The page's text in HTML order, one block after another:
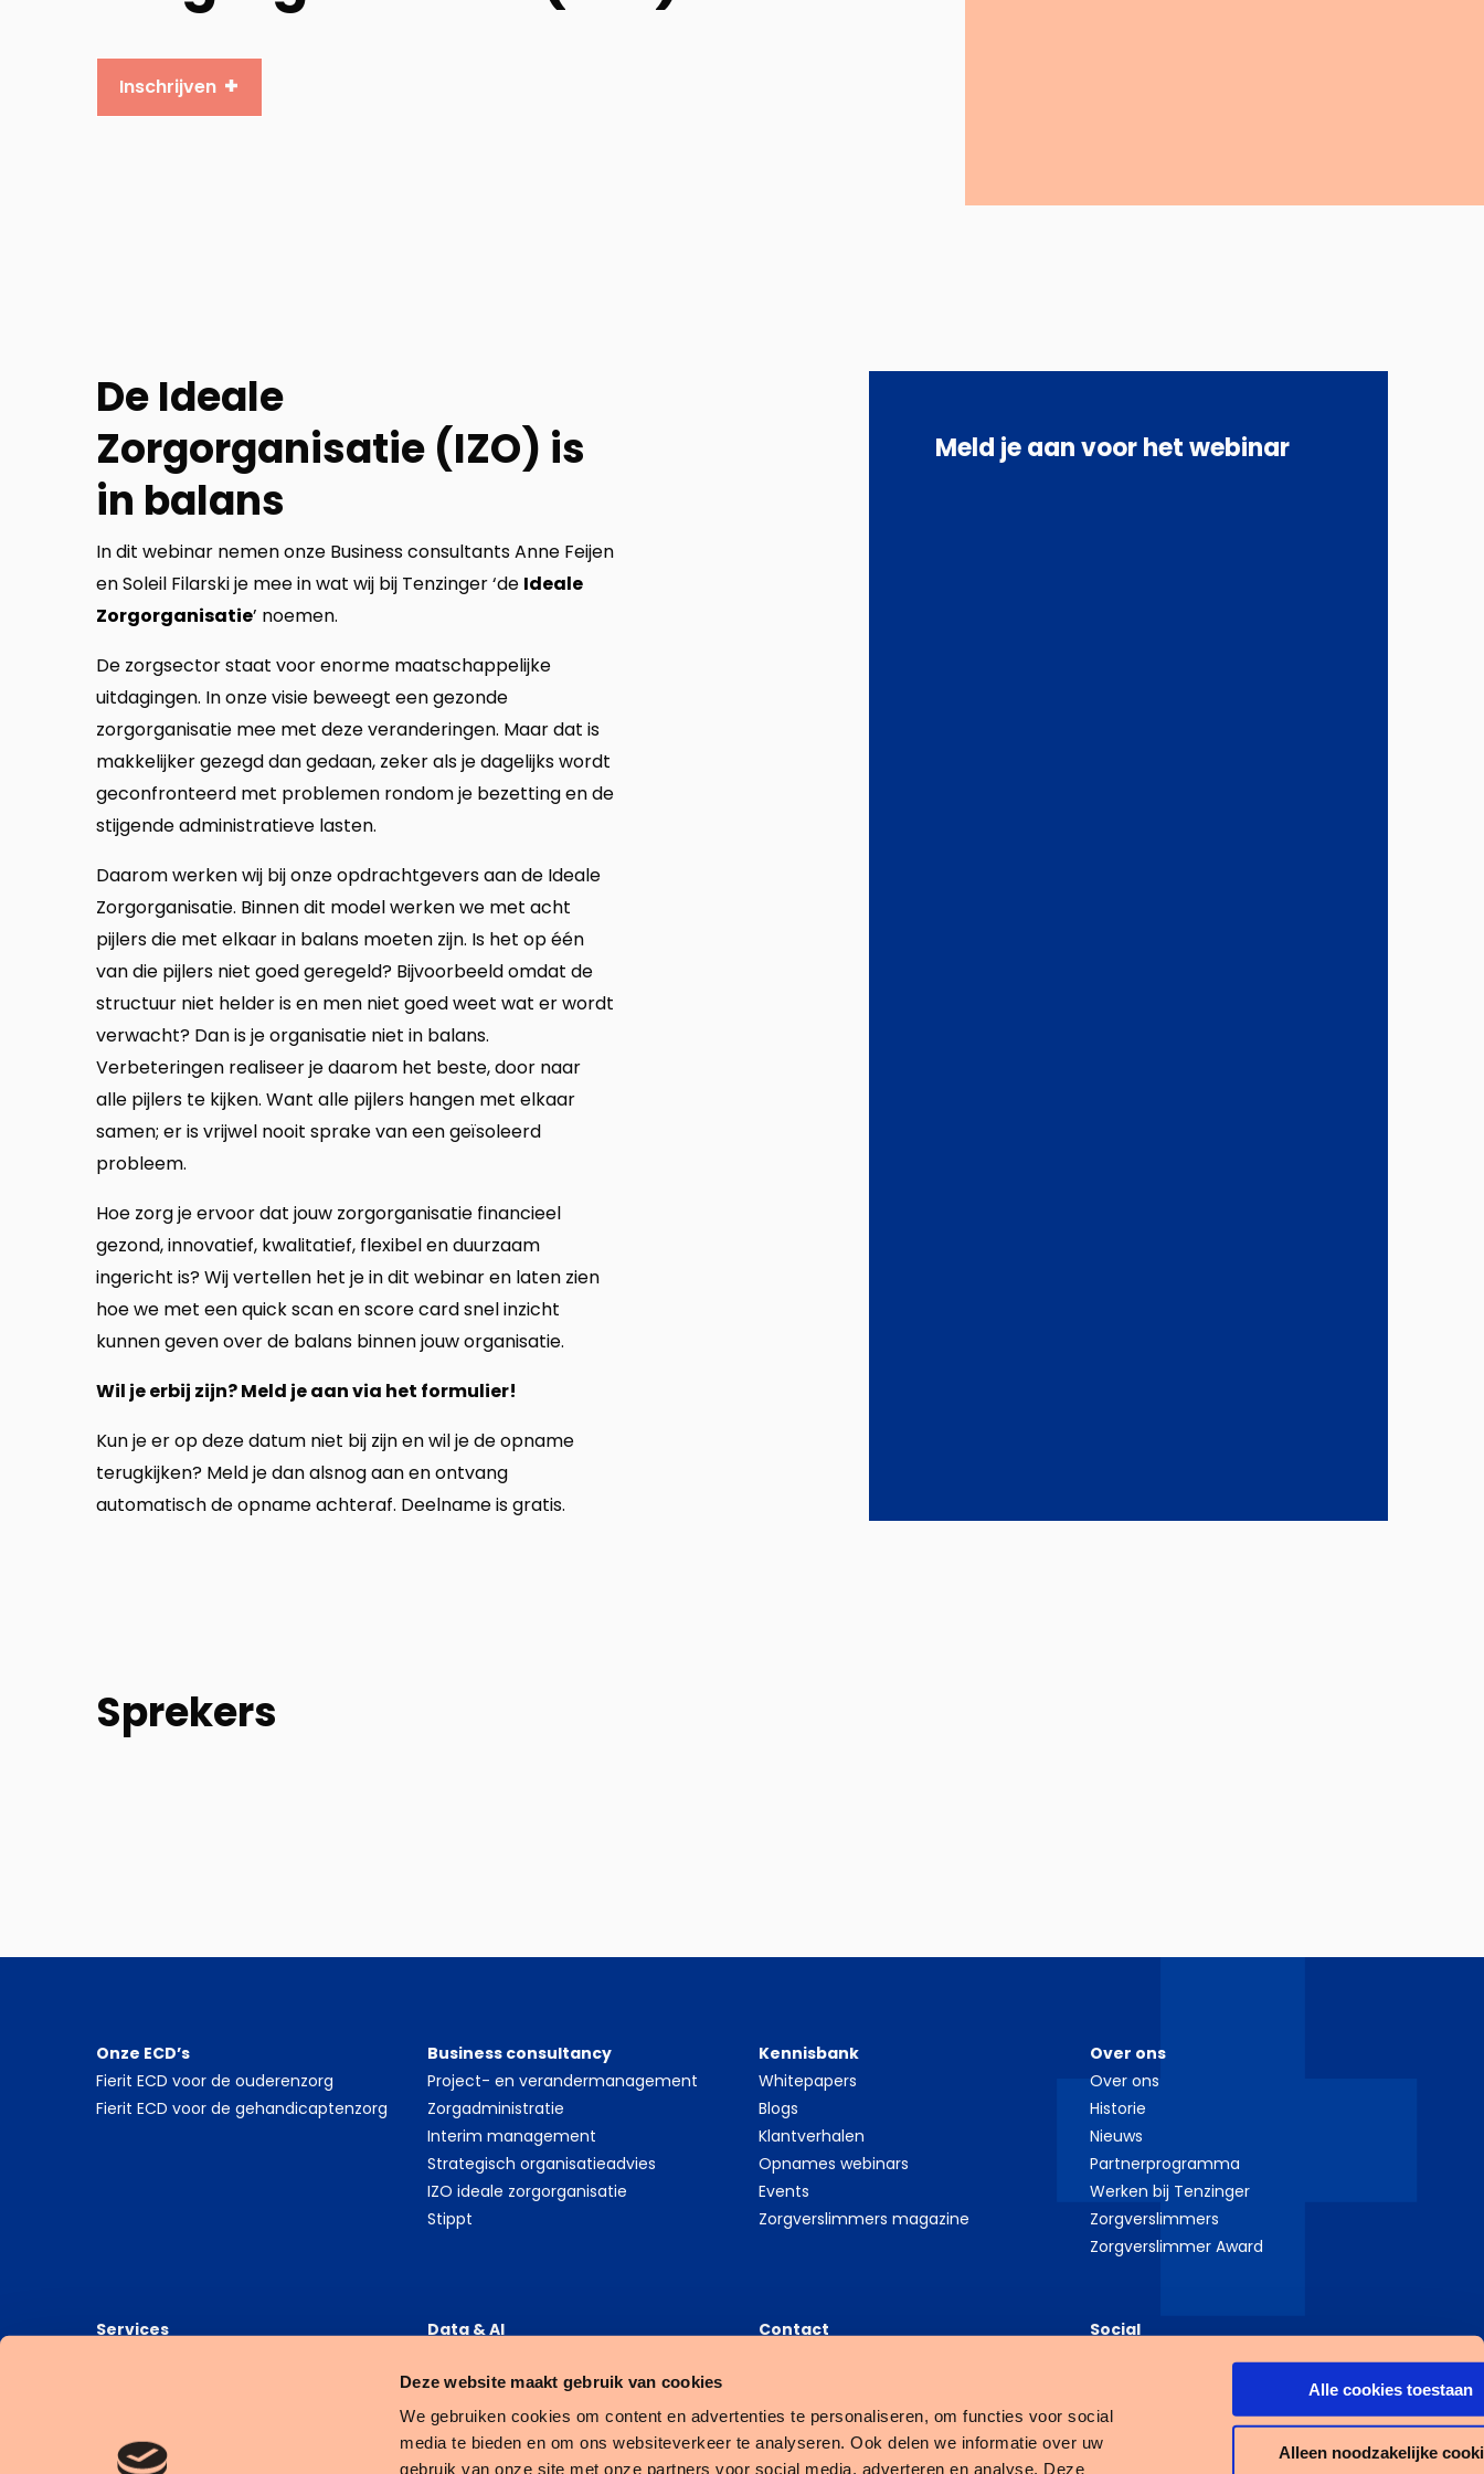
Deze website maakt gebruik van cookies
We gebruiken cookies om content en advertenties te personaliseren, om functies voor social
media te bieden en om ons websiteverkeer te analyseren. Ook delen we informatie over uw
gebruik van onze site met onze partners voor social media, adverteren en analyse. Deze
Alle cookies toestaan
Alleen noodzakelijke
Inschrijven
De Ideale
Zorgorganisatie (IZO) is
in balans
In dit webinar nemen onze Business consultants Anne Feijen
en Soleil Filarski je mee in wat wij bij Tenzinger ‘de Ideale
Zorgorganisatie’ noemen.
De zorgsector staat voor enorme maatschappelijke
uitdagingen. In onze visie beweegt een gezonde
zorgorganisatie mee met deze veranderingen. Maar dat is
makkelijker gezegd dan gedaan, zeker als je dagelijks wordt
geconfronteerd met problemen rondom je bezetting en de
stijgende administratieve lasten.
Daarom werken wij bij onze opdrachtgevers aan de Ideale
Zorgorganisatie. Binnen dit model werken we met acht
pijlers die met elkaar in balans moeten zijn. Is het op één
van die pijlers niet goed geregeld? Bijvoorbeeld omdat de
structuur niet helder is en men niet goed weet wat er wordt
verwacht? Dan is je organisatie niet in balans.
Verbeteringen realiseer je daarom het beste, door naar
alle pijlers te kijken. Want alle pijlers hangen met elkaar
samen; er is vrijwel nooit sprake van een geïsoleerd
probleem.
Hoe zorg je ervoor dat jouw zorgorganisatie financieel
gezond, innovatief, kwalitatief, flexibel en duurzaam
ingericht is? Wij vertellen het je in dit webinar en laten zien
hoe we met een quick scan en score card snel inzicht
kunnen geven over de balans binnen jouw organisatie.
Wil je erbij zijn? Meld je aan via het formulier!
Kun je er op deze datum niet bij zijn en wil je de opname
terugkijken? Meld je dan alsnog aan en ontvang
automatisch de opname achteraf. Deelname is gratis.
Meld je aan voor het webinar
Sprekers
Onze ECD’s
Fierit ECD voor de ouderenzorg
Fierit ECD voor de gehandicaptenzorg
Business consultancy
Project- en verandermanagement
Zorgadministratie
Interim management
Strategisch organisatieadvies
IZO ideale zorgorganisatie
Stippt
Kennisbank
Whitepapers
Blogs
Klantverhalen
Opnames webinars
Events
Zorgverslimmers magazine
Over ons
Over ons
Historie
Nieuws
Partnerprogramma
Werken bij Tenzinger
Zorgverslimmers
Zorgverslimmer Award
Services
Data & AI
6G Dataplatform
6G Business Intelligence (BI)
Contact
3534 AM Utrecht
Customer Services
088 - 64 81 300
Social